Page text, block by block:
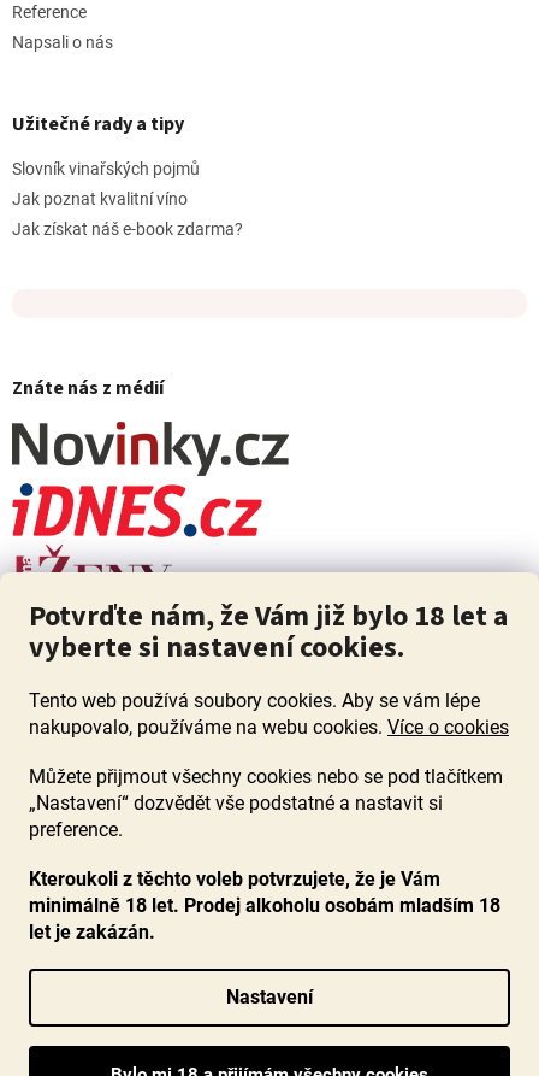
Potvrďte nám, že Vám již bylo 18 let a
vyberte si nastavení cookies.
Tento web používá soubory cookies. Aby se vám lépe
nakupovalo, používáme na webu cookies. Více o cookies
Můžete přijmout všechny cookies nebo se pod tlačítkem
„Nastavení“ dozvědět vše podstatné a nastavit si
preference.
Kteroukoli z těchto voleb potvrzujete, že je Vám
minimálně 18 let. Prodej alkoholu osobám mladším 18
let je zakázán.
Nastavení
Reference
Napsali o nás
Užitečné rady a tipy
Slovník vinařských pojmů
Jak poznat kvalitní víno
Jak získat náš e-book zdarma?
Znáte nás z médií
ZÁKAZ PRODEJE ALKOHOLU OSOBÁM MLADŠÍM 18 LET. Pijte s
mírou i když pijete s Mírou.
Copyright 2026www.ocenenavina.cz. Všechna práva vyhrazena.